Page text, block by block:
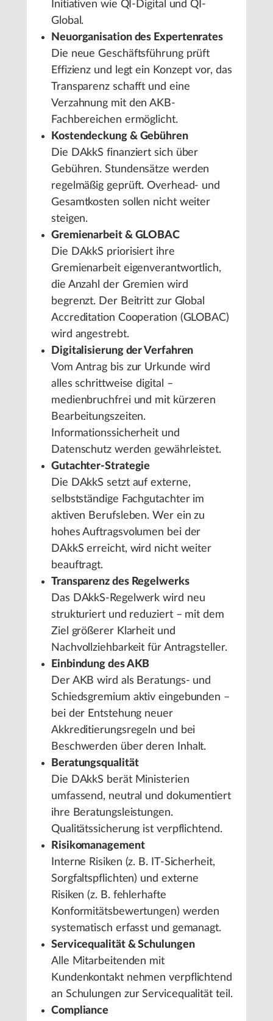
Initiativen wie QI-Digital und QI-
Global.
Neuorganisation des Expertenrates
Die neue Geschäftsführung prüft
Effizienz und legt ein Konzept vor, das
Transparenz schafft und eine
Verzahnung mit den AKB-
Fachbereichen ermöglicht.
Kostendeckung & Gebühren
Die DAkkS finanziert sich über
Gebühren. Stundensätze werden
regelmäßig geprüft. Overhead- und
Gesamtkosten sollen nicht weiter
steigen.
Gremienarbeit & GLOBAC
Die DAkkS priorisiert ihre
Gremienarbeit eigenverantwortlich,
die Anzahl der Gremien wird
begrenzt. Der Beitritt zur Global
Accreditation Cooperation (GLOBAC)
wird angestrebt.
Digitalisierung der Verfahren
Vom Antrag bis zur Urkunde wird
alles schrittweise digital –
medienbruchfrei und mit kürzeren
Bearbeitungszeiten.
Informationssicherheit und
Datenschutz werden gewährleistet.
Gutachter-Strategie
Die DAkkS setzt auf externe,
selbstständige Fachgutachter im
aktiven Berufsleben. Wer ein zu
hohes Auftragsvolumen bei der
DAkkS erreicht, wird nicht weiter
beauftragt.
Transparenz des Regelwerks
Das DAkkS-Regelwerk wird neu
strukturiert und reduziert – mit dem
Ziel größerer Klarheit und
Nachvollziehbarkeit für Antragsteller.
Einbindung des AKB
Der AKB wird als Beratungs- und
Schiedsgremium aktiv eingebunden –
bei der Entstehung neuer
Akkreditierungsregeln und bei
Beschwerden über deren Inhalt.
Beratungsqualität
Die DAkkS berät Ministerien
umfassend, neutral und dokumentiert
ihre Beratungsleistungen.
Qualitätssicherung ist verpflichtend.
Risikomanagement
Interne Risiken (z. B. IT-Sicherheit,
Sorgfaltspflichten) und externe
Risiken (z. B. fehlerhafte
Konformitätsbewertungen) werden
systematisch erfasst und gemanagt.
Servicequalität & Schulungen
Alle Mitarbeitenden mit
Kundenkontakt nehmen verpflichtend
an Schulungen zur Servicequalität teil.
Compliance